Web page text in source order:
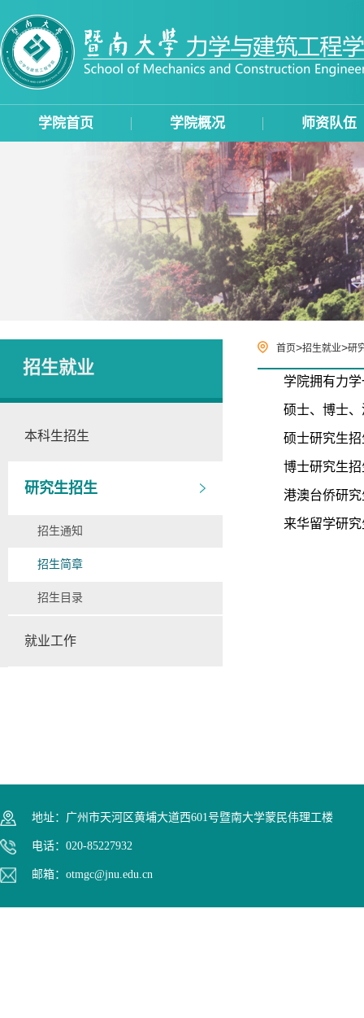
学院首页 学院概况 师资队伍
招生就业
本科生招生
研究生招生
招生通知
招生简章
招生目录
就业工作
首页>招生就业>研
学院拥有力
硕士、博士
硕士研究生
博士研究生
港澳台侨研
来华留学研
地址：广州市天河区黄埔大道西601号暨南大学蒙民伟理工楼
电话：020-85227932
邮箱：otmgc@jnu.edu.cn